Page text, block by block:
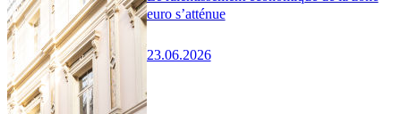
euro s’atténue
23.06.2026